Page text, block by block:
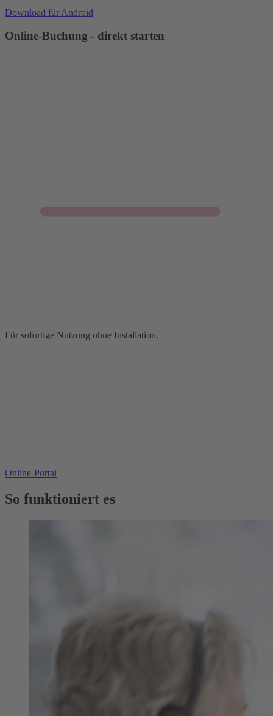
Download für Android
Online-Buchung - direkt starten
Für sofortige Nutzung ohne Installation.
Online-Portal
So funktioniert es